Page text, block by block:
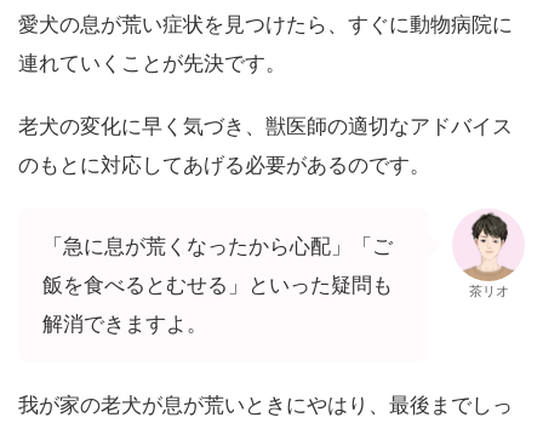
愛犬の息が荒い症状を見つけたら、すぐに動物病院に
連れていくことが先決です。
老犬の変化に早く気づき、獣医師の適切なアドバイス
のもとに対応してあげる必要があるのです。
「急に息が荒くなったから心配」「ご
飯を食べるとむせる」といった疑問も
解消できますよ。
茶リオ
我が家の老犬が息が荒いときにやはり、最後までしっ